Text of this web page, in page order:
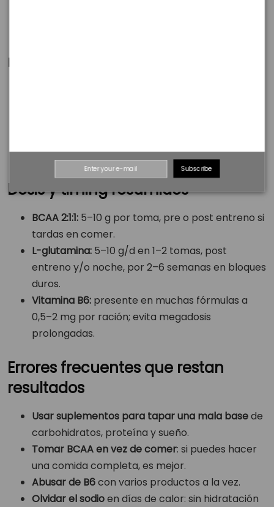
Fuerza y cross-training
alto volumen o si hay fatiga general elevada.
Dosis y timing resumidos
BCAA 2:1:1: 5–10 g por toma, pre o post entreno si
tardas en comer.
L-glutamina: 5–10 g/d en 1–2 tomas, post
entreno y/o noche, por 2–6 semanas en bloques
duros.
Vitamina B6: presente en muchas fórmulas a
0,5–2 mg por ración; evita megadosis
prolongadas.
Errores frecuentes que restan
resultados
Usar suplementos para tapar una mala basede
carbohidratos, proteína y sueño.
Tomar BCAA en vez de comer: si puedes hacer
una comida completa, es mejor.
Abusar de B6con varios productos a la vez.
Olvidar el sodioen días de calor: sin hidratación
Subscribe